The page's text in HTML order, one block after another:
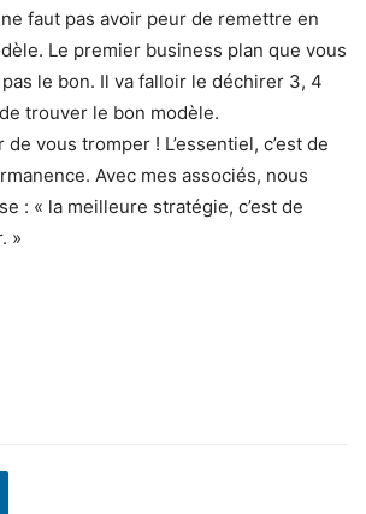
faut pas avoir peur de remettre en
Le premier business plan que vous
pas le bon. Il va falloir le déchirer 3, 4
trouver le bon modèle.
de vous tromper ! L’essentiel, c’est de
Avec mes associés, nous
: « la meilleure stratégie, c’est de
»